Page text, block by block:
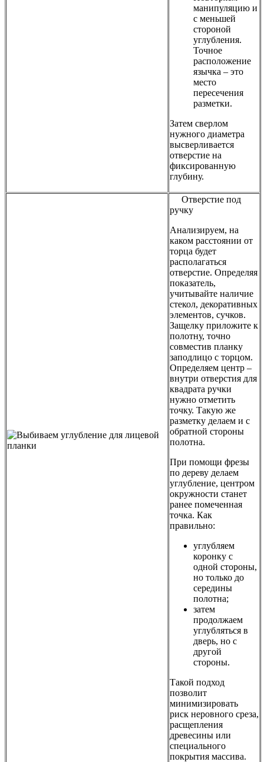
манипуляцию и
с меньшей
стороной
углубления.
Точное
расположение
язычка – это
место
пересечения
разметки.
Затем сверлом
нужного диаметра
высверливается
отверстие на
фиксированную
глубину.
Отверстие под
ручку
Анализируем, на
каком расстоянии от
торца будет
располагаться
отверстие. Определяя
показатель,
учитывайте наличие
стекол, декоративных
элементов, сучков.
Защелку приложите к
полотну, точно
совместив планку
заподлицо с торцом.
Определяем центр –
внутри отверстия для
квадрата ручки
нужно отметить
точку. Такую же
разметку делаем и с
обратной стороны
полотна.
При помощи фрезы
по дереву делаем
углубление, центром
окружности станет
ранее помеченная
точка. Как
правильно:
углубляем
коронку с
одной стороны,
но только до
середины
полотна;
затем
продолжаем
углубляться в
дверь, но с
другой
стороны.
Такой подход
позволит
минимизировать
риск неровного среза,
расщепления
древесины или
специального
покрытия массива.